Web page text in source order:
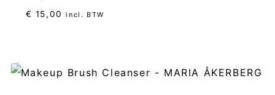
€ 15,00 incl. BTW